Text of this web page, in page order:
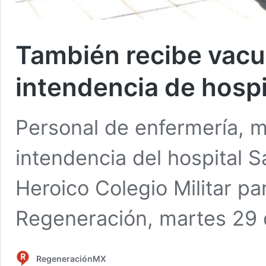
También recibe
intendencia de
Personal de enfermería,
intendencia del hospital
Heroico Colegio Militar
Regeneración, martes
RegeneraciónMX